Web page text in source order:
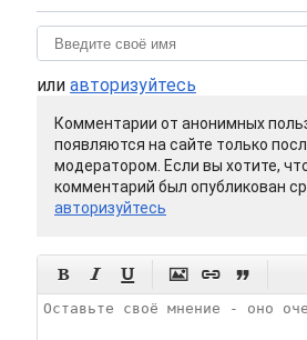
или авторизуйтесь
Комментарии от анонимных
появляются на сайте только
модератором. Если вы хотите,
комментарий был опубликован
авторизуйтесь
     